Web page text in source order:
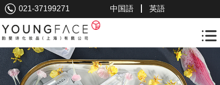
021-37199271 英語
中国語